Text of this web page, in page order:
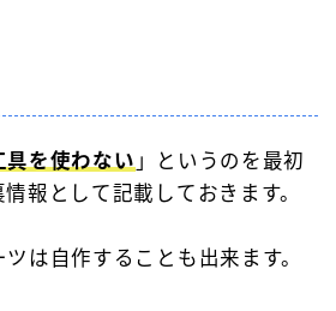
具を使わない 」というのを最初
報として記載しておきます。
は自作することも出来ます。